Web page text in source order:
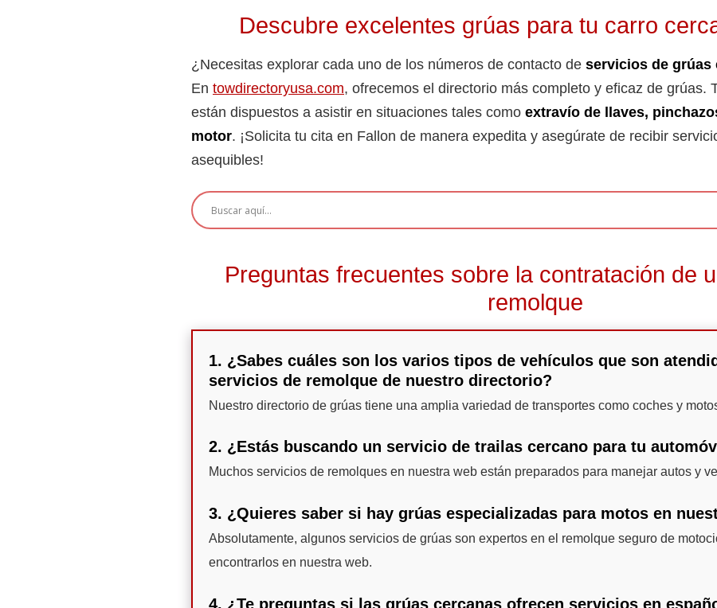
Descubre excelentes grúas para tu carro
¿Necesitas explorar cada uno de los números de contacto de servicios de grúas
En towdirectoryusa.com, ofrecemos el directorio más completo y eficaz de grúas.
están dispuestos a asistir en situaciones tales como extravío de llaves,
motor. ¡Solicita tu cita en Fallon de manera expedita y asegúrate de recibir
asequibles!
Preguntas frecuentes sobre la contratación de
remolque
1. ¿Sabes cuáles son los varios tipos de vehículos que son
servicios de remolque de nuestro directorio?
Nuestro directorio de grúas tiene una amplia variedad de transportes como coches y
2. ¿Estás buscando un servicio de trailas cercano para tu
Muchos servicios de remolques en nuestra web están preparados para manejar autos y
3. ¿Quieres saber si hay grúas especializadas para motos en
Absolutamente, algunos servicios de grúas son expertos en el remolque seguro de
encontrarlos en nuestra web.
4. ¿Te preguntas si las grúas cercanas ofrecen servicios en